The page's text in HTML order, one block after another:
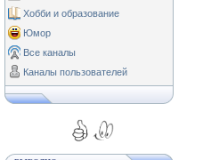
Хобби и образование
Юмор
Все каналы
Каналы пользователей